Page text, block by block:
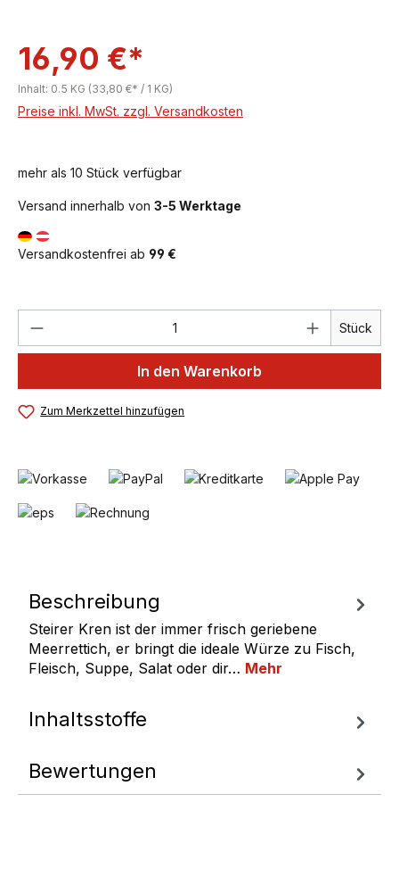
16,90 €*
Inhalt: 0.5 KG (33,80 €* / 1 KG)
Preise inkl. MwSt. zzgl. Versandkosten
mehr als 10 Stück verfügbar
Versand innerhalb von 3-5 Werktage
Versandkostenfrei ab 99 €
Produkt Anzahl: Gib den Stück
In den Warenkorb
Zum Merkzettel hinzufügen
Beschreibung
Steirer Kren ist der immer frisch geriebene
Meerrettich, er bringt die ideale Würze zu Fisch,
Fleisch, Suppe, Salat oder dir… Mehr
Inhaltsstoffe
Bewertungen